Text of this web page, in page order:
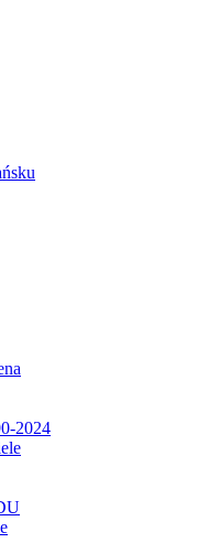
2024